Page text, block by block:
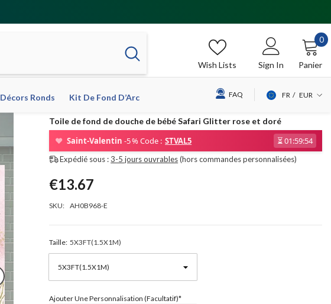
Wish Lists Sign In Panier
00
Décors Ronds Kit De Fond D’Arc FAQ FR
EUR
EUR
GBP
Toile de fond de douche de bébé Safari Glitter rose et doré
❤ Saint-Valentin -5 % Code : STVAL5 ⏳01:59:54
Expédié sous :3-5 jours ouvrables(hors commandes personnalisées)
€13.67
SKU: AH0B968-E
Taille: 5X3FT(1.5X1M)
Ajouter Une Personnalisation (facultatif)*